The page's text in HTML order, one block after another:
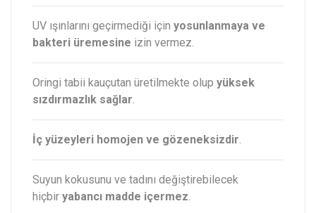
UV ışınlarını geçirmediği için yosunlanmaya ve
bakteri üremesine izin vermez.
Oringi tabii kauçutan üretilmekte olup yüksek
sızdırmazlık sağlar.
İç yüzeyleri homojen ve gözeneksizdir.
Suyun kokusunu ve tadını değiştirebilecek
hiçbir yabancı madde içermez.